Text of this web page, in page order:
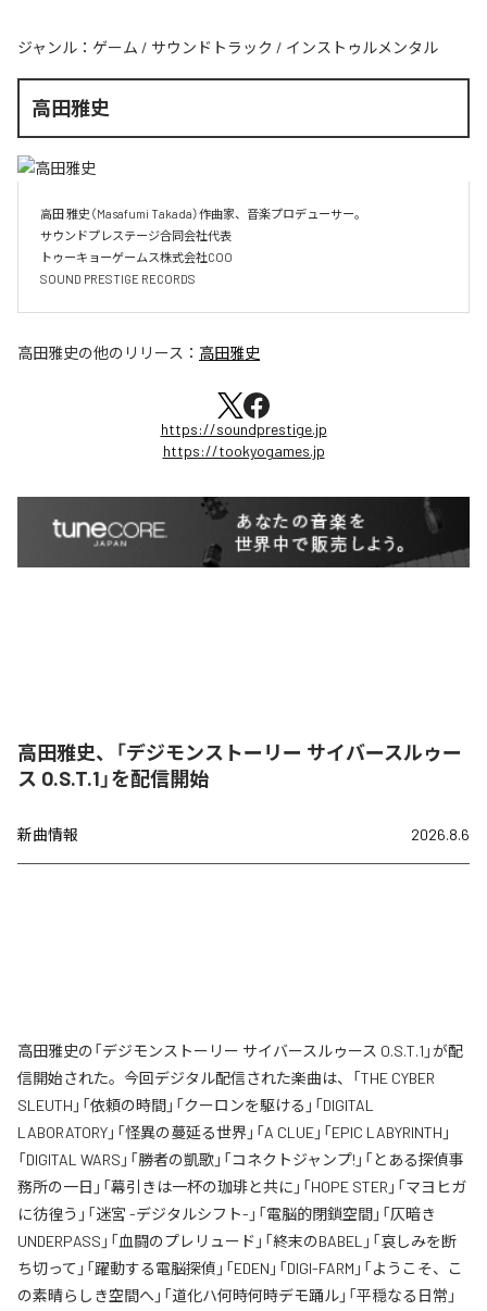
ジャンル： ゲーム / サウンドトラック / インストゥルメンタル
高田雅史
高田 雅史（Masafumi Takada）作曲家、音楽プロデューサー。
サウンドプレステージ合同会社代表
トゥーキョーゲームス株式会社COO
SOUND PRESTIGE RECORDS
高田雅史の他のリリース： 高田雅史
https://soundprestige.jp
https://tookyogames.jp
高田雅史、「デジモンストーリー サイバースルゥー
ス O.S.T.1」を配信開始
新曲情報 2026.8.6
高田雅史の「デジモンストーリー サイバースルゥース O.S.T.1」が配
信開始された。今回デジタル配信された楽曲は、「THE CYBER
SLEUTH」「依頼の時間」「クーロンを駆ける」「DIGITAL
LABORATORY」「怪異の蔓延る世界」「A CLUE」「EPIC LABYRINTH」
「DIGITAL WARS」「勝者の凱歌」「コネクトジャンプ!」「とある探偵事
務所の一日」「幕引きは一杯の珈琲と共に」「HOPE STER」「マヨヒガ
に彷徨う」「迷宮 -デジタルシフト-」「電脳的閉鎖空間」「仄暗き
UNDERPASS」「血闘のプレリュード」「終末のBABEL」「哀しみを断
ち切って」「躍動する電脳探偵」「EDEN」「DIGI-FARM」「ようこそ、こ
の素晴らしき空間へ」「道化ハ何時何時デモ踊ル」「平穏なる日常」